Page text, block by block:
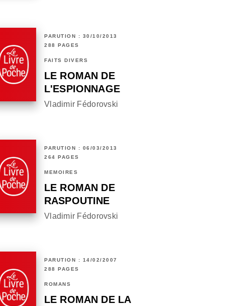
PARUTION : 30/10/2013
288 PAGES
FAITS DIVERS
LE ROMAN DE
L'ESPIONNAGE
Vladimir Fédorovski
PARUTION : 06/03/2013
264 PAGES
MÉMOIRES
LE ROMAN DE
RASPOUTINE
Vladimir Fédorovski
PARUTION : 14/02/2007
288 PAGES
ROMANS
LE ROMAN DE LA